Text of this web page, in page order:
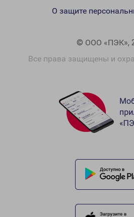
© ООО «ПЭК»,
Все права защищены и
О защите